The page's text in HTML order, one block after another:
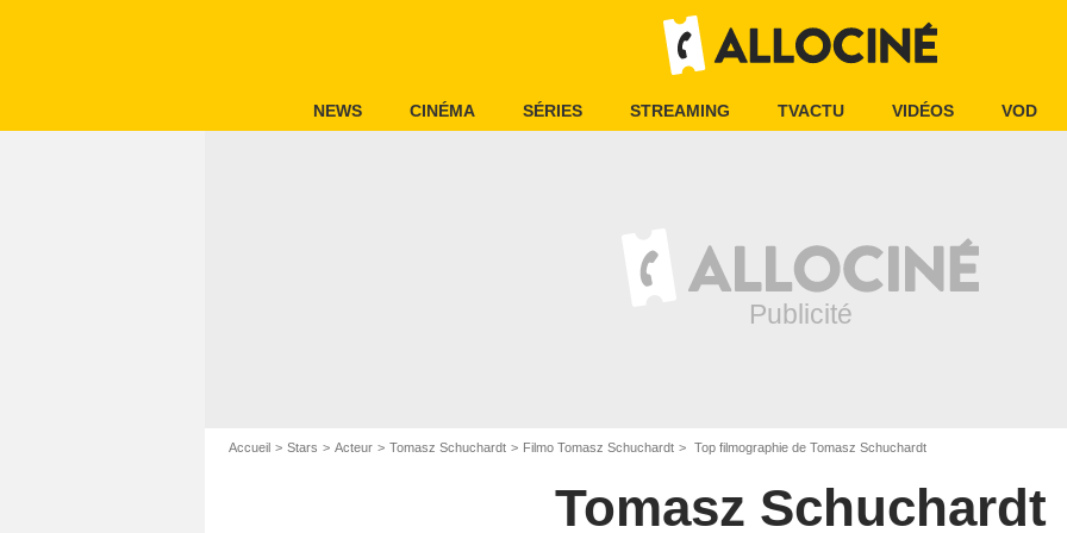
NEWS CINÉMA SÉRIES STREAMING TVACTU VIDÉOS VOD
Accueil Stars Acteur Tomasz Schuchardt Filmo Tomasz Schuchardt Top filmographie de Tomasz Schuchardt
Tomasz Schuchardt